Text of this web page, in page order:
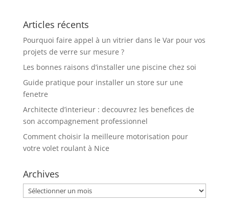
Articles récents
Pourquoi faire appel à un vitrier dans le Var pour vos
projets de verre sur mesure ?
Les bonnes raisons d’installer une piscine chez soi
Guide pratique pour installer un store sur une
fenetre
Architecte d’interieur : decouvrez les benefices de
son accompagnement professionnel
Comment choisir la meilleure motorisation pour
votre volet roulant à Nice
Archives
Archives